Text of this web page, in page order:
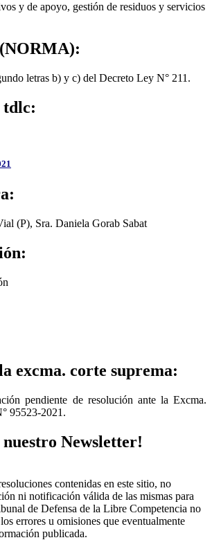
y de apoyo, gestión de residuos y servicios
letras b) y c) del Decreto Ley N° 211.
tdlc:
(P), Sra. Daniela Gorab Sabat
excma. corte suprema:
pendiente de resolución ante la Excma.
95523-2021.
nuestro Newsletter!
contenidas en este sitio, no
ni notificación válida de las mismas para
de Defensa de la Libre Competencia no
errores u omisiones que eventualmente
publicada.